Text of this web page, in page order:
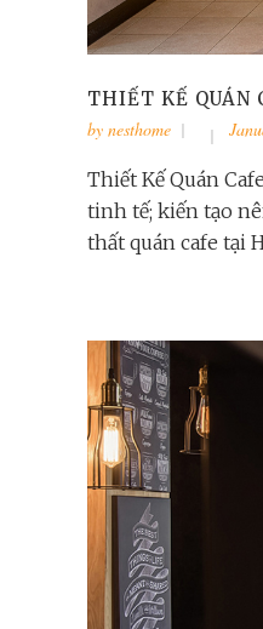
THIẾT KẾ QUÁN
by nesthome
Thiết Kế Quán
tinh tế; kiến tạo
thất quán cafe tại